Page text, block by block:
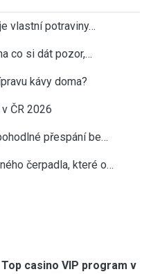
vlastní potraviny…
co si dát pozor,…
kávy doma?
ČR 2026
přespání be…
čerpadla, které o…
Top casino VIP program v